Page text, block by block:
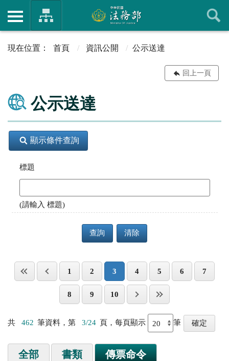
首頁 資訊公開 公示送達
回上一頁
公示送達
顯示條件查詢
標題
(請輸入 標題)
查詢 清除
1 2 3 4 5 6 7
8 9 10
共 462 筆資料，第 3/24 頁，每頁顯示 筆
全部 書類 傳票命令